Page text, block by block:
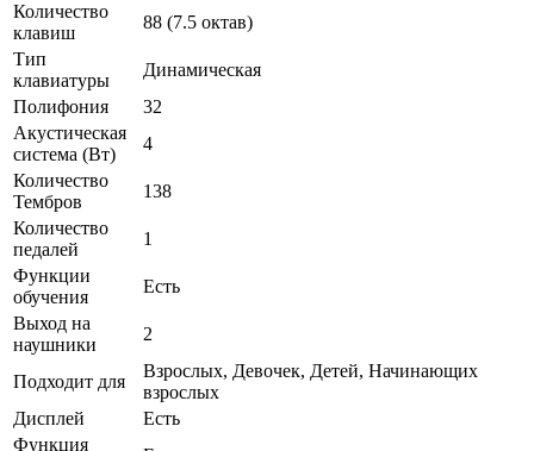
Количество
клавиш
88 (7.5 октав)
Тип
клавиатуры
Динамическая
Полифония
32
Акустическая
система (Вт)
4
Количество
Тембров
138
Количество
педалей
1
Функции
обучения
Есть
Выход на
наушники
2
Подходит для
Взрослых, Девочек, Детей, Начинающих
взрослых
Дисплей
Есть
Функция